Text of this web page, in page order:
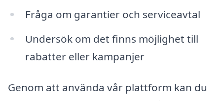
Fråga om garantier och serviceavtal
Undersök om det finns möjlighet till
rabatter eller kampanjer
Genom att använda vår plattform kan du